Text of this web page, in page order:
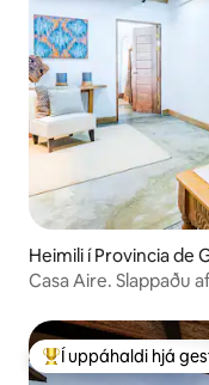
Heimili í Provincia de
Casa Aire. Slappaðu
Í mestu uppáhaldi
Í uppáhaldi hjá